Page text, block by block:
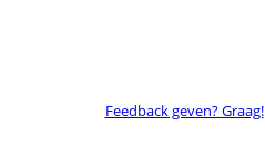
Feedback geven? Graag!